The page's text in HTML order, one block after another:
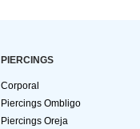
PIERCINGS
Corporal
Piercings Ombligo
Piercings Oreja